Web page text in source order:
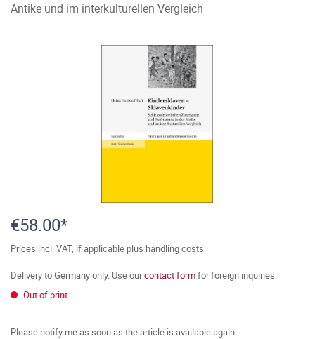
Antike und im interkulturellen Vergleich
€58.00*
Prices incl. VAT, if applicable plus handling costs
Delivery to Germany only. Use ourcontact formfor foreign inquiries.
Out of print
Please notify me as soon as the article is available again: